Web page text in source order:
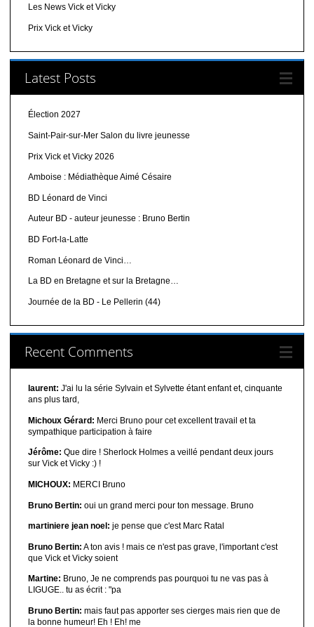
Les News Vick et Vicky
Prix Vick et Vicky
Latest Posts
Élection 2027
Saint-Pair-sur-Mer Salon du livre jeunesse
Prix Vick et Vicky 2026
Amboise : Médiathèque Aimé Césaire
BD Léonard de Vinci
Auteur BD - auteur jeunesse : Bruno Bertin
BD Fort-la-Latte
Roman Léonard de Vinci…
La BD en Bretagne et sur la Bretagne…
Journée de la BD - Le Pellerin (44)
Recent Comments
laurent: J'ai lu la série Sylvain et Sylvette étant enfant et, cinquante
ans plus tard,
Michoux Gérard: Merci Bruno pour cet excellent travail et ta
sympathique participation à faire
Jérôme: Que dire ! Sherlock Holmes a veillé pendant deux jours
sur Vick et Vicky :) !
MICHOUX: MERCI Bruno
Bruno Bertin: oui un grand merci pour ton message. Bruno
martiniere jean noel: je pense que c'est Marc Ratal
Bruno Bertin: A ton avis ! mais ce n'est pas grave, l'important c'est
que Vick et Vicky soient
Martine: Bruno, Je ne comprends pas pourquoi tu ne vas pas à
LIGUGE.. tu as écrit : "pa
Bruno Bertin: mais faut pas apporter ses cierges mais rien que de
la bonne humeur! Eh ! Eh! me